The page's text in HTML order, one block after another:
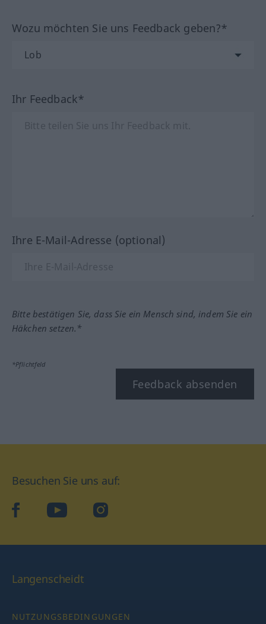
Wozu möchten Sie uns Feedback geben?*
Ihr Feedback*
Ihre E-Mail-Adresse (optional)
Bitte bestätigen Sie, dass Sie ein Mensch sind, indem Sie ein
Häkchen setzen.*
*Pflichtfeld
Feedback absenden
Besuchen Sie uns auf:
facebookYouTube Instagram
Langenscheidt
NUTZUNGSBEDINGUNGEN